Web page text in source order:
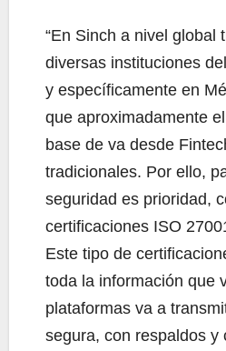
“En Sinch a nivel global
diversas instituciones
y específicamente en
que aproximadamente
base de va desde
tradicionales. Por ello,
seguridad es prioridad,
certificaciones ISO
Este tipo de
toda la información que
plataformas va a
segura, con respaldos y